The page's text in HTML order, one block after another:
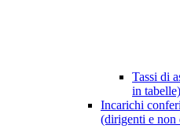
Tassi di
in tabelle)
Incarichi
(dirigenti e non